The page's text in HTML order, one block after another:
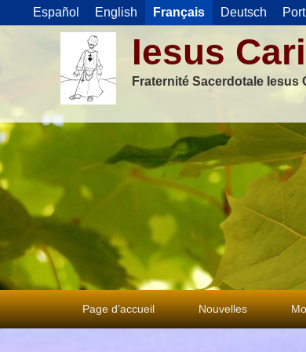
Español English Français Deutsch
Iesus
Fraternité Sacerdotale Iesus
Premier
menu
Page d’accueil Nouvelles